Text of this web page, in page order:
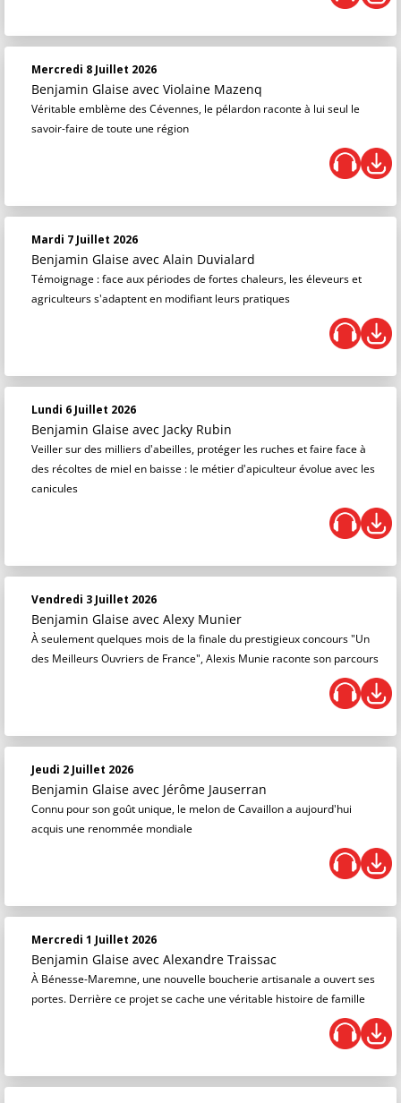
Mercredi 8 Juillet 2026
Benjamin Glaise avec Violaine Mazenq
Véritable emblème des Cévennes, le pélardon raconte à lui seul le
savoir-faire de toute une région
Mardi 7 Juillet 2026
Benjamin Glaise avec Alain Duvialard
Témoignage : face aux périodes de fortes chaleurs, les éleveurs et
agriculteurs s'adaptent en modifiant leurs pratiques
Lundi 6 Juillet 2026
Benjamin Glaise avec Jacky Rubin
Veiller sur des milliers d'abeilles, protéger les ruches et faire face à
des récoltes de miel en baisse : le métier d'apiculteur évolue avec les
canicules
Vendredi 3 Juillet 2026
Benjamin Glaise avec Alexy Munier
À seulement quelques mois de la finale du prestigieux concours "Un
des Meilleurs Ouvriers de France", Alexis Munie raconte son parcours
Jeudi 2 Juillet 2026
Benjamin Glaise avec Jérôme Jauserran
Connu pour son goût unique, le melon de Cavaillon a aujourd'hui
acquis une renommée mondiale
Mercredi 1 Juillet 2026
Benjamin Glaise avec Alexandre Traissac
À Bénesse-Maremne, une nouvelle boucherie artisanale a ouvert ses
portes. Derrière ce projet se cache une véritable histoire de famille